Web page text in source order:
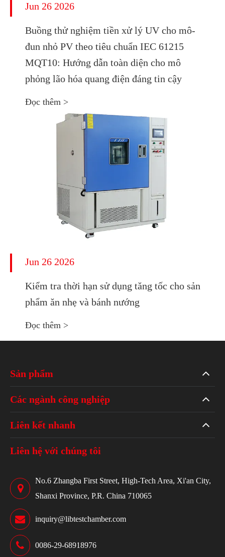
Jun 26 2026
Buồng thử nghiệm tiền xử lý UV cho mô-
đun nhỏ PV theo tiêu chuẩn IEC 61215
MQT10: Hướng dẫn toàn diện cho mô
phỏng lão hóa quang điện đáng tin cậy
Đọc thêm >
Jun 26 2026
Kiểm tra thời hạn sử dụng tăng tốc cho sản
phẩm ăn nhẹ và bánh nướng
Đọc thêm >
Sản phẩm
Các ngành công nghiệp
Liên kết nhanh
Liên hệ với chúng tôi
No.6 Zhangba First Street, High-Tech Area, Xi'an City,
Shanxi Province, P.R. China 710065
inquiry@libtestchamber.com
0086-29-68918976